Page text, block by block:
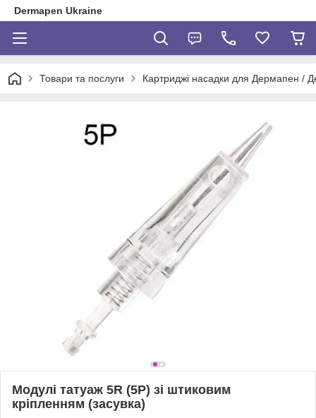
Dermapen Ukraine
Товари та послуги Картриджі насадки для Дермапен /
Модулі татуаж 5R (5Р) зі штиковим
кріпленням (засувка)